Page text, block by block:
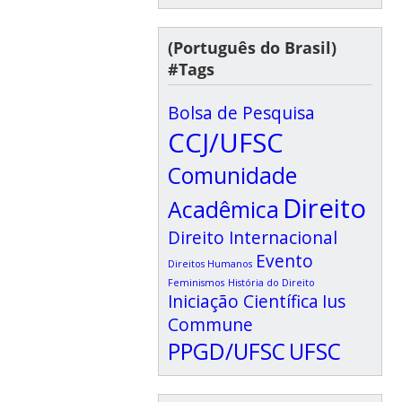
(Português do Brasil)
#Tags
Bolsa de Pesquisa
CCJ/UFSC
Comunidade
Acadêmica Direito
Direito Internacional
Direitos Humanos Evento
Feminismos História do Direito
Iniciação Científica Ius
Commune
PPGD/UFSC UFSC